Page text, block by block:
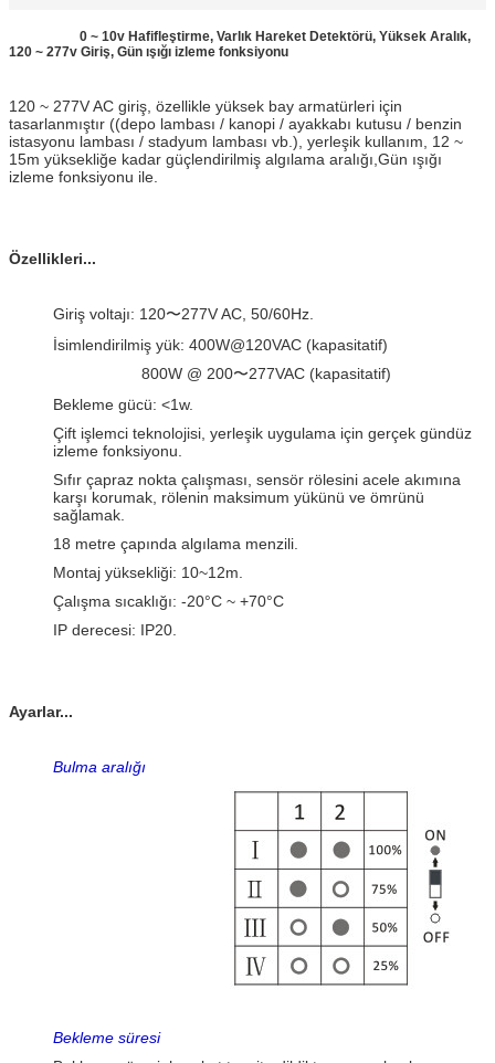
0 ~ 10v Hafifleştirme, Varlık Hareket Detektörü, Yüksek Aralık,
120 ~ 277v Giriş, Gün ışığı izleme fonksiyonu
120 ~ 277V AC giriş, özellikle yüksek bay armatürleri için
tasarlanmıştır ((depo lambası / kanopi / ayakkabı kutusu / benzin
istasyonu lambası / stadyum lambası vb.), yerleşik kullanım, 12 ~
15m yüksekliğe kadar güçlendirilmiş algılama aralığı,Gün ışığı
izleme fonksiyonu ile.
Özellikleri...
Giriş voltajı: 120〜277V AC, 50/60Hz.
İsimlendirilmiş yük: 400W@120VAC (kapasitatif)
800W @ 200〜277VAC (kapasitatif)
Bekleme gücü: <1w.
Çift işlemci teknolojisi, yerleşik uygulama için gerçek gündüz
izleme fonksiyonu.
Sıfır çapraz nokta çalışması, sensör rölesini acele akımına
karşı korumak, rölenin maksimum yükünü ve ömrünü
sağlamak.
18 metre çapında algılama menzili.
Montaj yüksekliği: 10~12m.
Çalışma sıcaklığı: -20°C ~ +70°C
IP derecesi: IP20.
Ayarlar...
Bulma aralığı
Bekleme süresi